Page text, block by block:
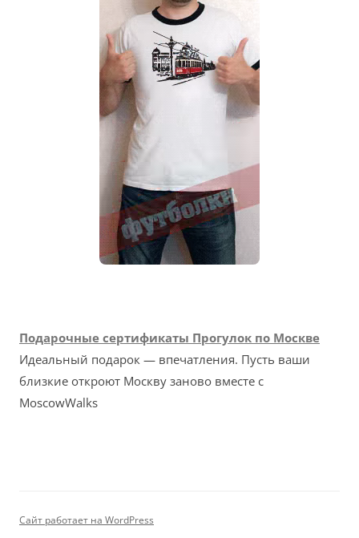
Подарочные сертификаты Прогулок по Москве
Идеальный подарок — впечатления. Пусть ваши
близкие откроют Москву заново вместе с
MoscowWalks
Сайт работает на WordPress